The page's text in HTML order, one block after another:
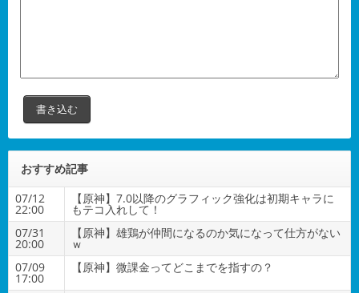
おすすめ記事
07/12
22:00
【原神】7.0以降のグラフィック強化は初期キャラに
もテコ入れして！
07/31
20:00
【原神】雄鶏が仲間になるのか気になって仕方がない
ｗ
07/09
17:00
【原神】微課金ってどこまでを指すの？